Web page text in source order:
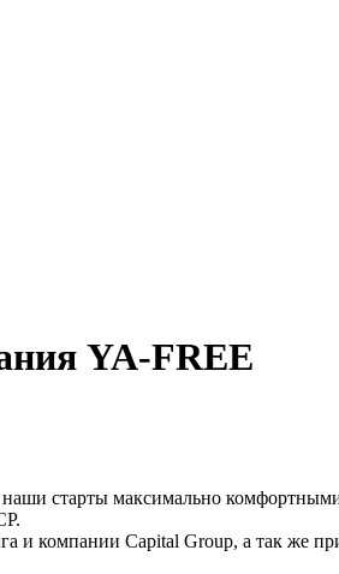
YA-FREE
старты максимально
и компании Capital Group, а так же